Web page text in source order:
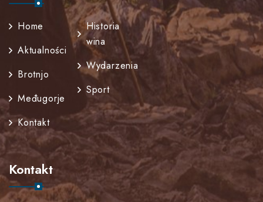
Home
Aktualności
Brotnjo
Međugorje
Kontakt
Historia
wina
Wydarzenia
Sport
Kontakt